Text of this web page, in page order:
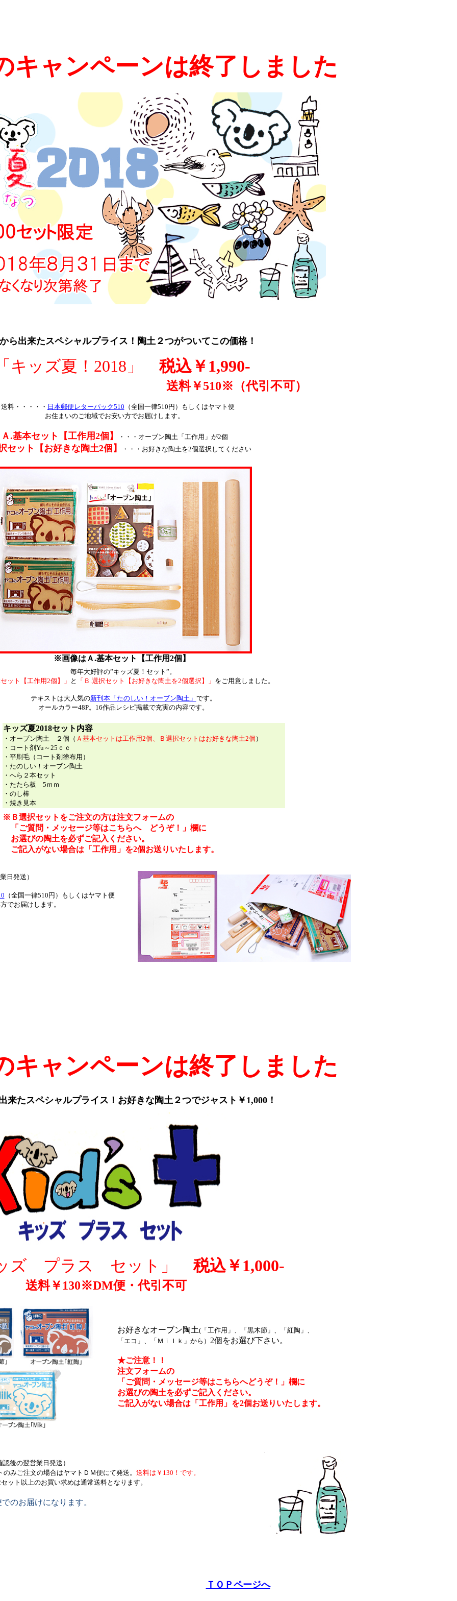
ャンペーンは終了しました
ら出来たスペシャルプライス！陶土２つがついてこの価格！
キッズ夏！2018」 税込￥1,990-
510※（代引不可）
料・・・・・ 日本郵便レターパック510 （全国一律510円 ）もしくはヤマト便
お住まいのご地域でお安い方でお届けします。
Ａ.基本セット【工作用2個】 ・・・オーブン陶土「工作用」が2個
セット【お好きな陶土2個】 ・・・お好きな陶土を2個選択してください
※画像はＡ.基本セット【工作用2個】
毎年大好評の”キッズ夏！セット”。
ット【工作用2個】」 と 「Ｂ.選択セット【お好きな陶土を2個選択】」 をご用意しました。
テキストは大人気の新刊本「たのしい！オーブン陶土」 です。
オールカラー48P。16作品レシピ掲載で充実の内容です。
キッズ夏2018セット内容
・オーブン陶土 ２個（ Ａ基本セットは工作用2個、Ｂ選択セットはお好きな陶土2個 ）
・コート剤Yu～25ｃｃ
・平刷毛（コート剤塗布用）
・たのしい！オーブン陶土
・へら２本セット
・たたら板 5ｍｍ
・のし棒
・焼き見本
※Ｂ選択セットをご注文の方は注文フォームの
「ご質問・メッセージ等はこちらへ どうぞ！」欄に
お選びの陶土を必ずご記入ください。
ご記入がない場合は「工作用」を2個お送りいたします。
日発送）
（全国一律510円 ）もしくはヤマト便
けします。
ャンペーンは終了しました
来たスペシャルプライス！お好きな陶土２つでジャスト￥1,000！
ズ プラス セット」 税込￥1,000‐
送料￥130※DM便・代引不可
お好きなオーブン陶土(「工作用」、「黒木節」、「紅陶」、
「エコ」、「Ｍｉｌｋ」から） 2個をお選び下さい。
★ご注意！！
注文フォームの
「ご質問・メッセージ等はこちらへどうぞ！」欄に
お選びの陶土を必ずご記入ください。
ご記入がない場合は「工作用」を2個お送りいたします。
後の翌営業日発送）
みご注文の場合はヤマトＤＭ便にて発送。 送料は￥130！です。
ット以上のお買い求めは通常送料となります。
のお届けになります。
ＴＯＰページへ